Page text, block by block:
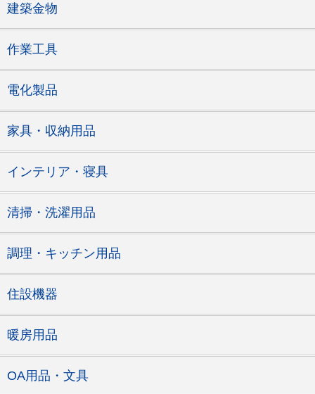
建築金物
作業工具
電化製品
家具・収納用品
インテリア・寝具
清掃・洗濯用品
調理・キッチン用品
住設機器
暖房用品
OA用品・文具